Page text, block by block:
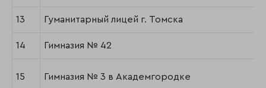
13 Гуманитарный лицей г. Томска
14 Гимназия № 42
15 Гимназия № 3 в Академгородке